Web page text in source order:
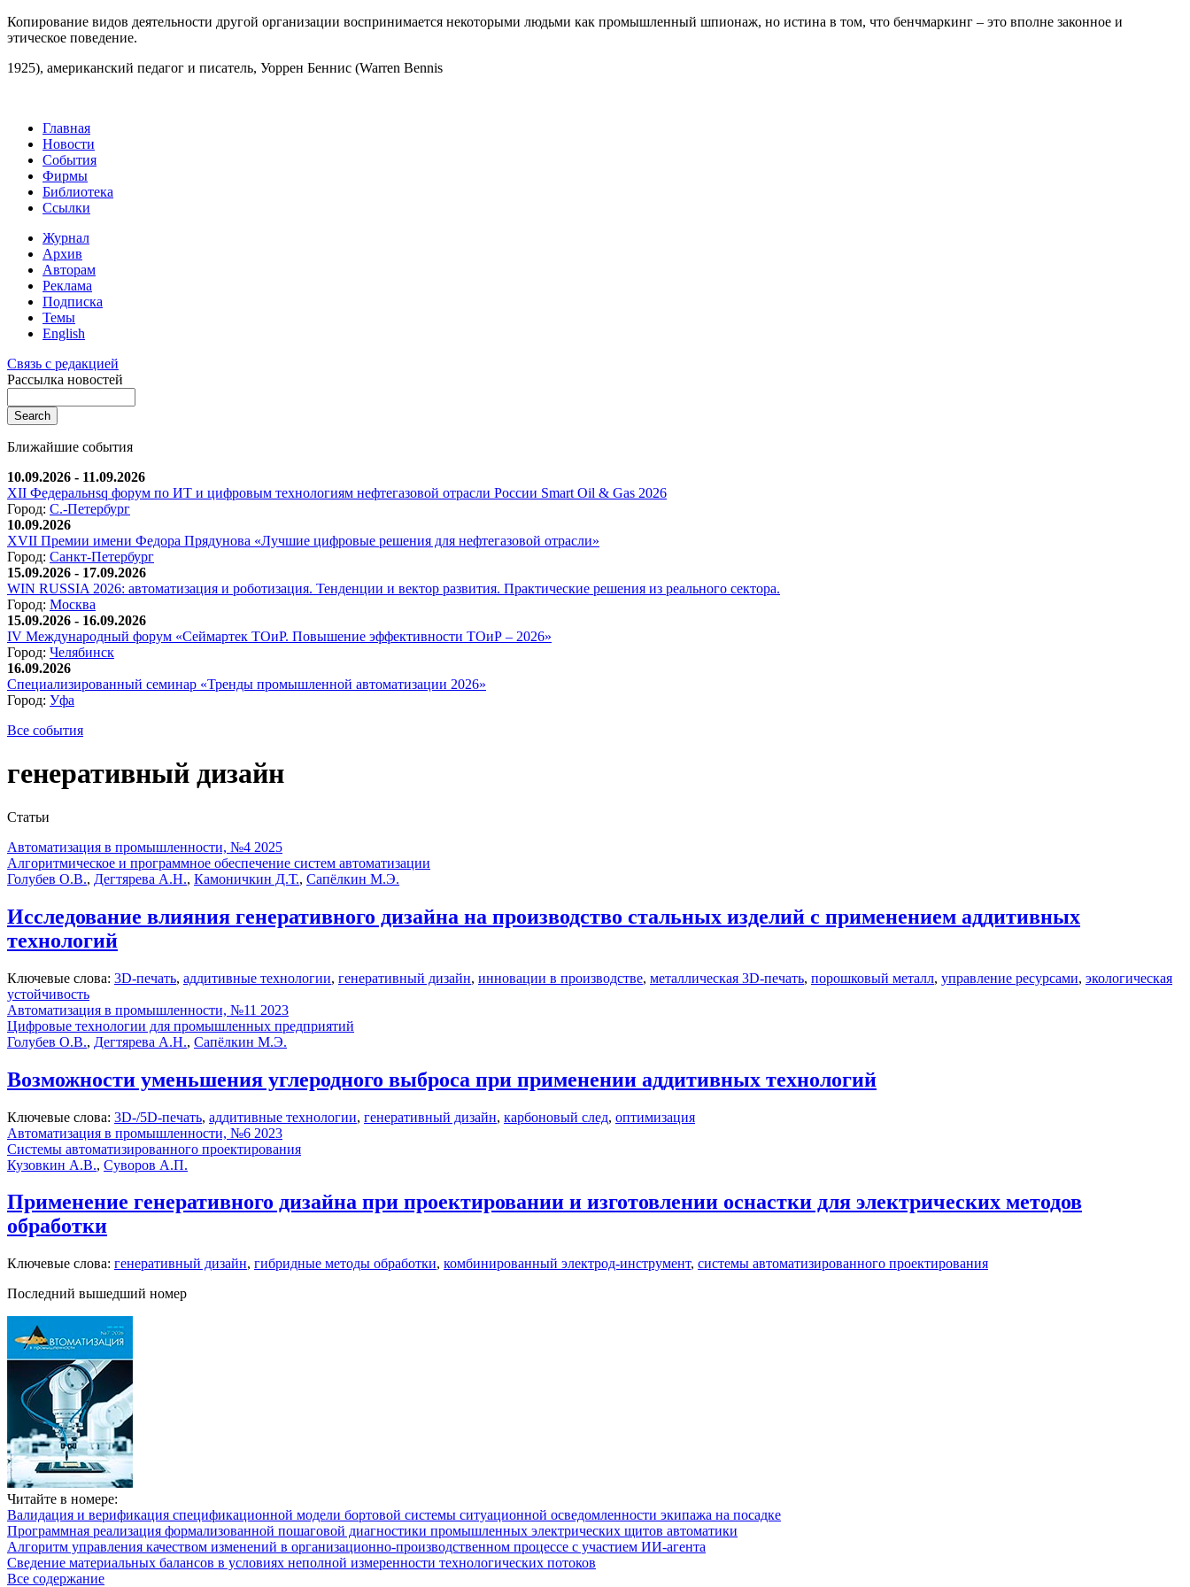
Копирование видов деятельности другой организации воспринимается некоторыми людьми как промышленный шпионаж, но истина в том, что бенчмаркинг – это вполне законное и
этическое поведение.
1925), американский педагог и писатель, Уоррен Беннис (Warren Bennis
Главная
Новости
События
Фирмы
Библиотека
Ссылки
Журнал
Архив
Авторам
Реклама
Подписка
Темы
English
Связь с редакцией
Рассылка новостей
Ближайшие события
10.09.2026 - 11.09.2026
XII Федеральнsq форум по ИТ и цифровым технологиям нефтегазовой отрасли России Smart Oil & Gas 2026
Город: С.-Петербург
10.09.2026
XVII Премии имени Федора Прядунова «Лучшие цифровые решения для нефтегазовой отрасли»
Город: Санкт-Петербург
15.09.2026 - 17.09.2026
WIN RUSSIA 2026: автоматизация и роботизация. Тенденции и вектор развития. Практические решения из реального сектора.
Город: Москва
15.09.2026 - 16.09.2026
IV Международный форум «Сеймартек ТОиР. Повышение эффективности ТОиР – 2026»
Город: Челябинск
16.09.2026
Специализированный семинар «Тренды промышленной автоматизации 2026»
Город: Уфа
Все события
генеративный дизайн
Статьи
Автоматизация в промышленности, №4 2025
Алгоритмическое и программное обеспечение систем автоматизации
Голубев О.В., Дегтярева А.Н., Камоничкин Д.Т., Сапёлкин М.Э.
Исследование влияния генеративного дизайна на производство стальных изделий с применением аддитивных
технологий
Ключевые слова: 3D-печать, аддитивные технологии, генеративный дизайн, инновации в производстве, металлическая 3D-печать, порошковый металл, управление ресурсами, экологическая
устойчивость
Автоматизация в промышленности, №11 2023
Цифровые технологии для промышленных предприятий
Голубев О.В., Дегтярева А.Н., Сапёлкин М.Э.
Возможности уменьшения углеродного выброса при применении аддитивных технологий
Ключевые слова: 3D-/5D-печать, аддитивные технологии, генеративный дизайн, карбоновый след, оптимизация
Автоматизация в промышленности, №6 2023
Cистемы автоматизированного проектирования
Кузовкин А.В., Суворов А.П.
Применение генеративного дизайна при проектировании и изготовлении оснастки для электрических методов
обработки
Ключевые слова: генеративный дизайн, гибридные методы обработки, комбинированный электрод-инструмент, системы автоматизированного проектирования
Последний вышедший номер
Читайте в номере:
Валидация и верификация спецификационной модели бортовой системы ситуационной осведомленности экипажа на посадке
Программная реализация формализованной пошаговой диагностики промышленных электрических щитов автоматики
Алгоритм управления качеством изменений в организационно-производственном процессе с участием ИИ-агента
Сведение материальных балансов в условиях неполной измеренности технологических потоков
Все содержание